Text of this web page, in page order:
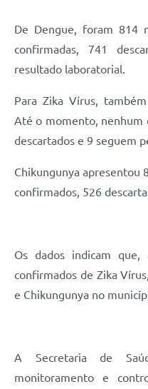
De Dengue, foram 814
confirmadas, 741
resultado laboratorial.
Para Zika Vírus,
Até o momento, nenhum
descartados e 9 seguem
Chikungunya apresentou
confirmados, 526
Os dados indicam que,
confirmados de Zika
e Chikungunya no
A Secretaria de
monitoramento e